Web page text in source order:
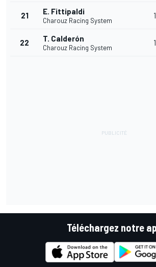
21 E. Fittipaldi
Charouz Racing System
22 T. Calderón
Charouz Racing System
Téléchargez notre